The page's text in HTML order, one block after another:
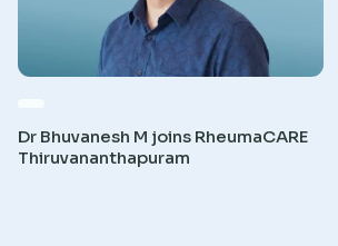
Dr Bhuvanesh M joins RheumaCARE
Thiruvananthapuram